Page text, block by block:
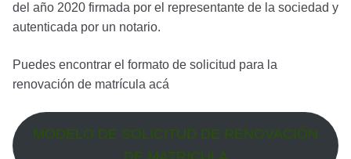
del año 2020 firmada por el representante de la sociedad y
autenticada por un notario.
Puedes encontrar el formato de solicitud para la
renovación de matrícula acá
MODELO DE SOLICITUD DE RENOVACIÓN